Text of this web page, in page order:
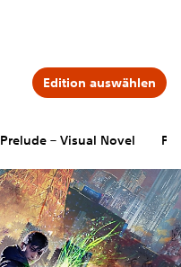
Prelude – Visual Novel
Edition auswählen